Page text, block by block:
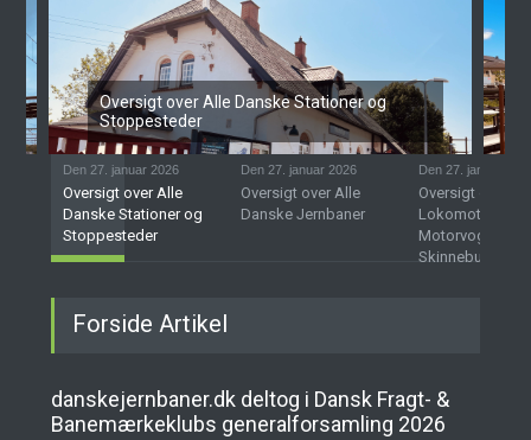
Oversigt over Alle Danske Stationer og
Stoppesteder
Den 27. januar 2026
Oversigt over Alle
Danske Stationer og
Stoppesteder
Den 27. januar 2026
Oversigt over Alle
Danske Jernbaner
Den 27. januar
Oversigt over
Lokomotiver,
Motorvogne og
Skinnebusser
Forside Artikel
danskejernbaner.dk deltog i Dansk Fragt- &
Banemærkeklubs generalforsamling 2026